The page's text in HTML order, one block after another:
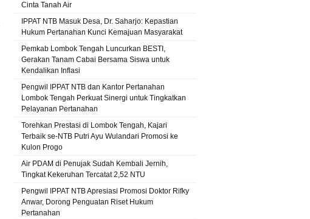
Cinta Tanah Air
IPPAT NTB Masuk Desa, Dr. Saharjo: Kepastian
Hukum Pertanahan Kunci Kemajuan Masyarakat
Pemkab Lombok Tengah Luncurkan BESTI,
Gerakan Tanam Cabai Bersama Siswa untuk
Kendalikan Inflasi
Pengwil IPPAT NTB dan Kantor Pertanahan
Lombok Tengah Perkuat Sinergi untuk Tingkatkan
Pelayanan Pertanahan
Torehkan Prestasi di Lombok Tengah, Kajari
Terbaik se-NTB Putri Ayu Wulandari Promosi ke
Kulon Progo
Air PDAM di Penujak Sudah Kembali Jernih,
Tingkat Kekeruhan Tercatat 2,52 NTU
Pengwil IPPAT NTB Apresiasi Promosi Doktor Rifky
Anwar, Dorong Penguatan Riset Hukum
Pertanahan